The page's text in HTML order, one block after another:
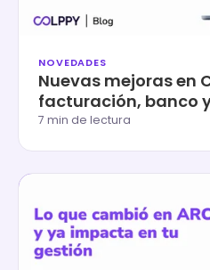
NOVEDADES
Nuevas mejoras en
facturación, banco
7 min de lectura